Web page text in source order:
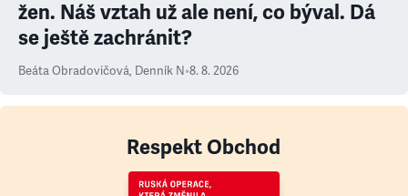
žen. Náš vztah už ale není, co býval. Dá
se ještě zachránit?
Beáta Obradovičová, Denník N•8. 8. 2026
Respekt Obchod